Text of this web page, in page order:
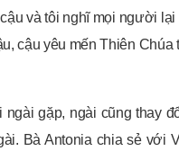
và tôi nghĩ mọi người
cậu yêu mến Thiên Chúa
gặp, ngài cũng thay
Bà Antonia chia sẻ với